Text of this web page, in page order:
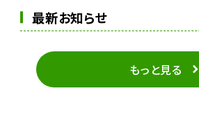
最新お知らせ
もっと見る